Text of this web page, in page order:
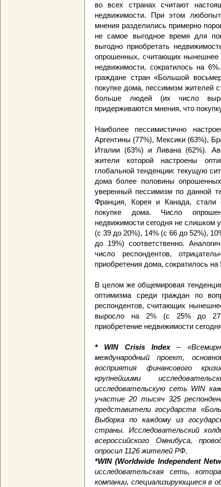
во всех странах считают
недвижимости. При этом
мнения разделились примерно
не самое выгодное время для
выгодно приобретать
опрошенных, считающих нынешнее
недвижимости, сократилось на
граждане стран «Большой
покупке дома, пессимизм жителей
больше людей (их число
придерживаются мнения, что
Наиболее пессимистично
Аргентины (77%), Мексики (63%),
Италии (63%) и Ливана (62%).
жители которой настроены
глобальной тенденции: текущую
дома более половины
уверенный пессимизм по данной
Франция, Корея и Канада,
покупке дома. Число
недвижимости сегодня не слишком
(с 39 до 20%), 14% (с 66 до 52%),
до 19%) соответственно.
число респондентов,
приобретения дома, сократилось
В целом же общемировая
оптимизма среди граждан по
респондентов, считающих
выросло на 2% (с 25% до
приобретение недвижимости
* WIN Crisis Index–
международный проект,
восприятия финансового
крупнейшими
исследовательскую сеть WIN
участие 20 тысяч 325
представители государств
Выборка по каждому из
страны. Исследовательский
всероссийского Омнибуса,
опросил 1126 жителей РФ.
*WIN (Worldwide Independent
исследовательская сеть,
компании, специализирующиеся в